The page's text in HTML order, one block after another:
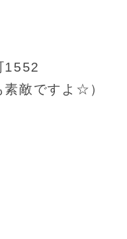
1552
素敵ですよ☆）